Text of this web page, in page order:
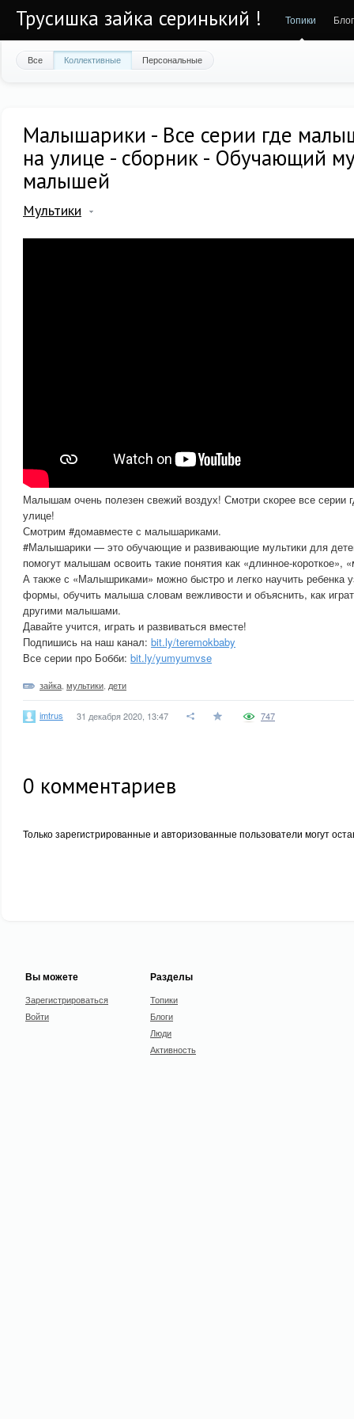
Трусишка зайка серинький ! Топики
Все Коллективные Персональные
Малышарики - Все серии где
на улице - сборник - Обучающий
малышей
Мультики
Малышам очень полезен свежий воздух! Смотри скорее все серии
улице!
Смотрим #домавместе с малышариками.
#Малышарики — это обучающие и развивающие мультики для
помогут малышам освоить такие понятия как «длинное-короткое»,
А также с «Малышриками» можно быстро и легко научить ребенка
формы, обучить малыша словам вежливости и объяснить, как
другими малышами.
Давайте учится, играть и развиваться вместе!
Подпишись на наш канал: bit.ly/teremokbaby
Все серии про Бобби: bit.ly/yumyumvse
зайка мультики дети
imtrus 31 декабря 2020, 13:47 747
0 комментариев
Только зарегистрированные и авторизованные пользователи могут
Вы можете
Зарегистрироваться
Войти
Разделы
Топики
Блоги
Люди
Активность